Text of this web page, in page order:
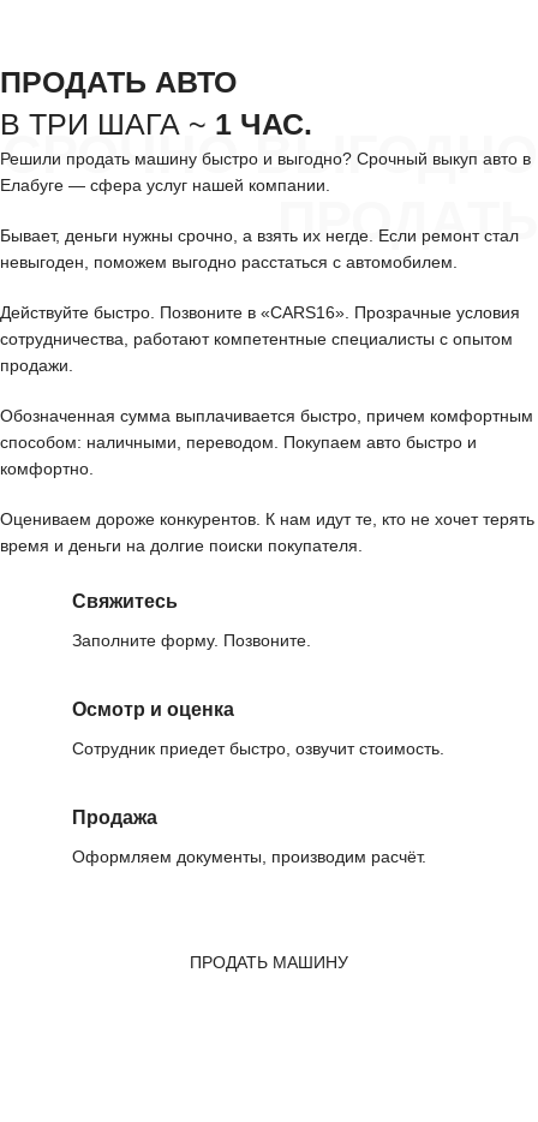
СРОЧНО ВЫГОДНО
ПРОДАТЬ
ПРОДАТЬ АВТО
В ТРИ ШАГА ~ 1 ЧАС.
Решили продать машину быстро и выгодно? Срочный выкуп авто в
Елабуге — сфера услуг нашей компании.
Бывает, деньги нужны срочно, а взять их негде. Если ремонт стал
невыгоден, поможем выгодно расстаться с автомобилем.
Действуйте быстро. Позвоните в «CARS16». Прозрачные условия
сотрудничества, работают компетентные специалисты с опытом
продажи.
Обозначенная сумма выплачивается быстро, причем комфортным
способом: наличными, переводом. Покупаем авто быстро и
комфортно.
Оцениваем дороже конкурентов. К нам идут те, кто не хочет терять
время и деньги на долгие поиски покупателя.
Свяжитесь
Заполните форму. Позвоните.
Осмотр и оценка
Сотрудник приедет быстро, озвучит стоимость.
Продажа
Оформляем документы, производим расчёт.
ПРОДАТЬ МАШИНУ